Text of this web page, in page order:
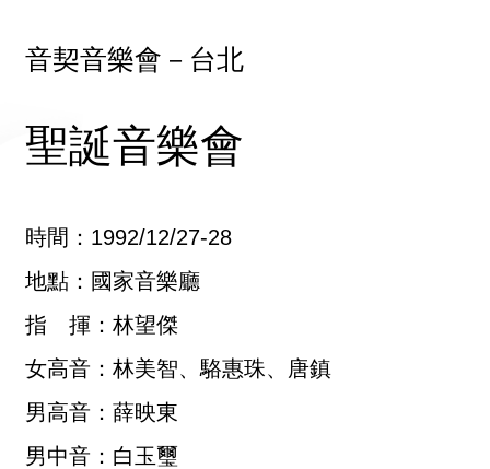
音契音樂會－台北
聖誕音樂會
時間：1992/12/27-28
地點：國家音樂廳
指 揮：林望傑
女高音：林美智、駱惠珠、唐鎮
男高音：薛映東
男中音：白玉璽